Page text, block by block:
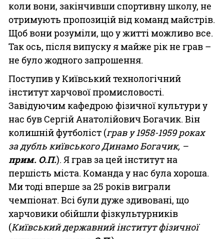
коли вони, закінчивши спортивну школу, не
отримують пропозицій від команд майстрів.
Щоб вони розуміли, що у житті можливо все.
Так ось, після випуску я майже рік не грав –
не було жодного запрошення.
Поступив у Київський технологічний
інститут харчової промисловості.
Завідуючим кафедрою фізичної культури у
нас був Сергій Анатолійович Богачик. Він
колишній футболіст (грав у 1958-1959 роках
за дубль київського Динамо Богачик, –
прим. О.П.). Я грав за цей інститут на
першість міста. Команда у нас була хороша.
Ми тоді вперше за 25 років виграли
чемпіонат. Всі були дуже здивовані, що
харчовики обійшли фізкультурників
(Київський державний інститут фізичної